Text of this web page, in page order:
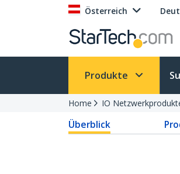
Österreich
Produkte
Home IO
Überblick